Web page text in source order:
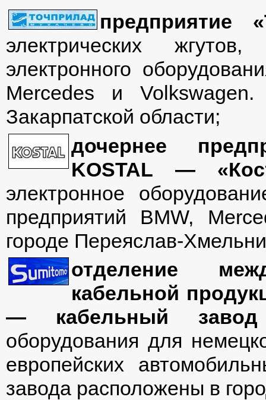
предприятие
электрических
электронного
Mercedes и
Закарпатской области;
дочернее
KOSTAL —
электронное
предприятий BMW,
городе Переяслав-
отделение
кабельной
— кабельный
оборудования для
европейских
завода расположены в